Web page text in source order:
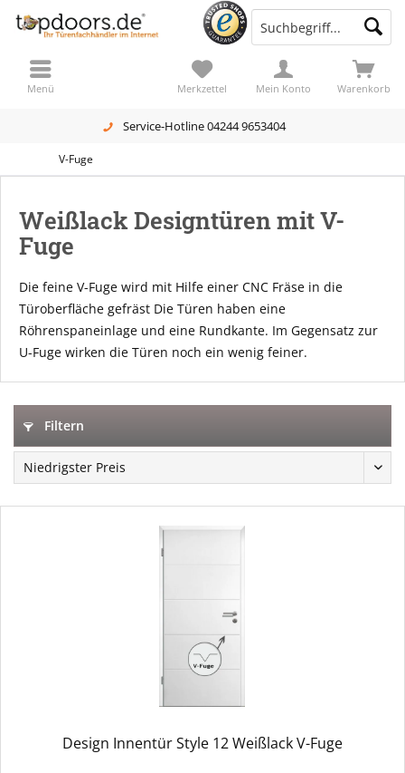
Service-Hotline 04244 9653404
Warenkorb
Merkzettel Mein Konto
Menü
V-Fuge
Weißlack Designtüren mit V-
Fuge
Die feine V-Fuge wird mit Hilfe einer CNC Fräse in die
Türoberfläche gefräst Die Türen haben eine
Röhrenspaneinlage und eine Rundkante. Im Gegensatz zur
U-Fuge wirken die Türen noch ein wenig feiner.
Filtern
Design Innentür Style 12 Weißlack V-Fuge